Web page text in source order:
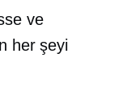
ve
her şeyi